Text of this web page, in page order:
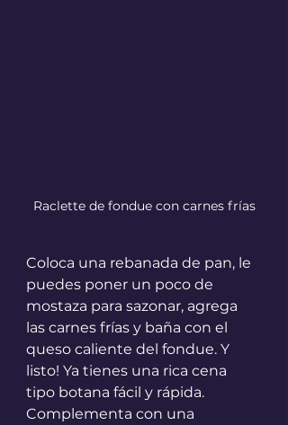
Raclette de fondue con carnes frías
Coloca una rebanada de pan, le
puedes poner un poco de
mostaza para sazonar, agrega
las carnes frías y baña con el
queso caliente del fondue. Y
listo! Ya tienes una rica cena
tipo botana fácil y rápida.
Complementa con una